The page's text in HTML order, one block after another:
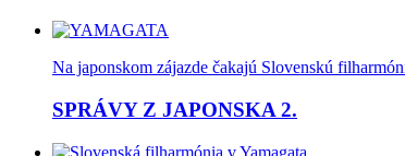
Na japonskom zájazde čakajú Slovenskú
SPRÁVY Z JAPONSKA 2.